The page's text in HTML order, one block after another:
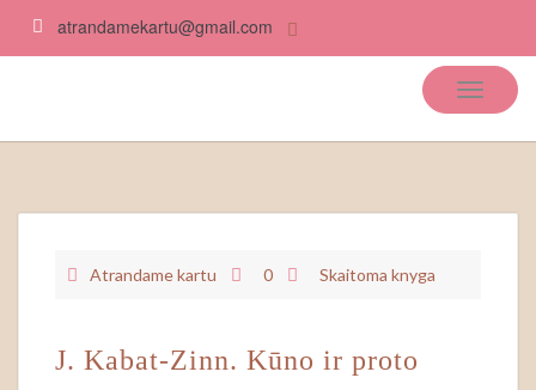
atrandamekartu@gmail.com
Atrandame kartu 0 Skaitoma knyga
J. Kabat-Zinn. Kūno ir proto